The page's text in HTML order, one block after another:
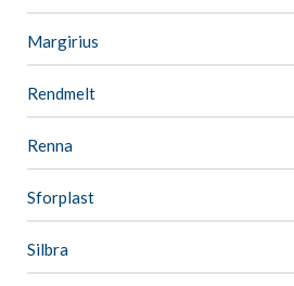
Margirius
Rendmelt
Renna
Sforplast
Silbra